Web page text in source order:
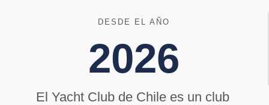
2026
a realizarse el día 16 de mayo 2026
DESDE EL AÑO
2026
El Yacht Club de Chile es un club